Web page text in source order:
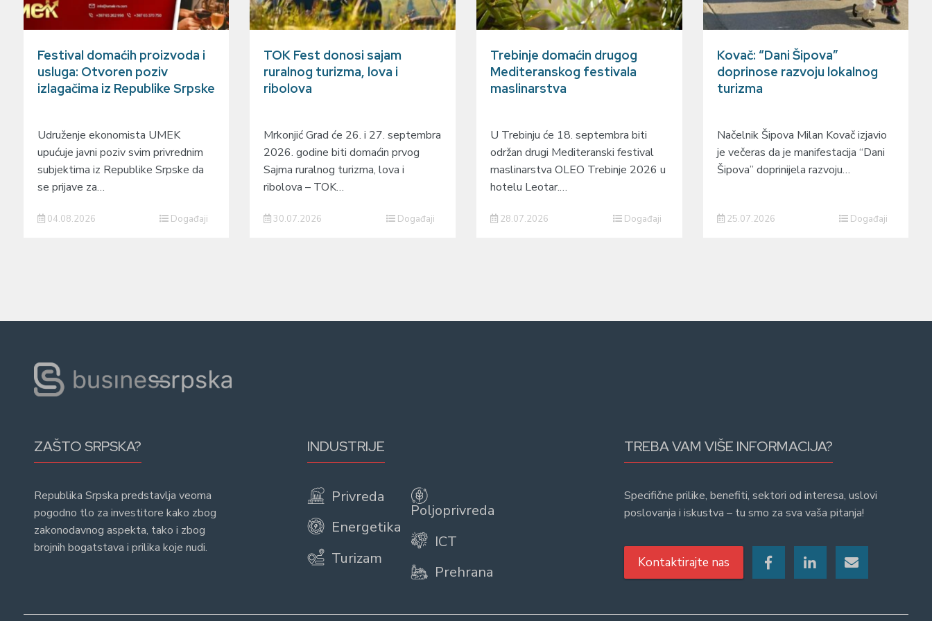
Festival domaćih proizvoda i
usluga: Otvoren poziv
izlagačima iz Republike Srpske
Udruženje ekonomista UMEK
upućuje javni poziv svim privrednim
subjektima iz Republike Srpske da
se prijave za…
04.08.2026 Događaji
TOK Fest donosi sajam
ruralnog turizma, lova i
ribolova
Mrkonjić Grad će 26. i 27. septembra
2026. godine biti domaćin prvog
Sajma ruralnog turizma, lova i
ribolova – TOK…
30.07.2026 Događaji
Trebinje domaćin drugog
Mediteranskog festivala
maslinarstva
U Trebinju će 18. septembra biti
održan drugi Mediteranski festival
maslinarstva OLEO Trebinje 2026 u
hotelu Leotar.…
28.07.2026 Događaji
Kovač: “Dani Šipova”
doprinose razvoju lokalnog
turizma
Načelnik Šipova Milan Kovač izjavio
je večeras da je manifestacija “Dani
Šipova” doprinijela razvoju…
25.07.2026 Događaji
ZAŠTO SRPSKA?
Republika Srpska predstavlja veoma
pogodno tlo za investitore kako zbog
zakonodavnog aspekta, tako i zbog
brojnih bogatstava i prilika koje nudi.
INDUSTRIJE
Privreda
Energetika
Turizam
Poljoprivreda
ICT
Prehrana
TREBA VAM VIŠE INFORMACIJA?
Specifične prilike, benefiti, sektori od interesa, uslovi
poslovanja i iskustva – tu smo za sva vaša pitanja!
Kontaktirajte nas